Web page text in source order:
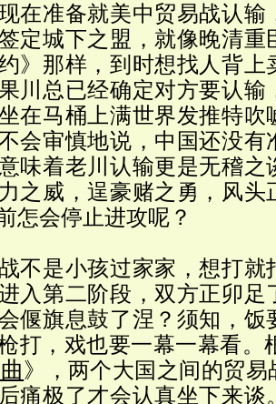
在准备就美中贸易战认输
定城下之盟，就像晚清重
约》那样，到时想找人背
川总已经确定对方要认输
在马桶上满世界发推特吹
会审慎地说，中国还没有
味着老川认输更是无稽之
之威，逞豪赌之勇，风头
怎会停止进攻呢？
不是小孩过家家，想打就
入第二阶段，双方正卯足
偃旗息鼓了涅？须知，饭
打，戏也要一幕一幕看。
》，两个大国之间的贸
痛极了才会认真坐下来谈